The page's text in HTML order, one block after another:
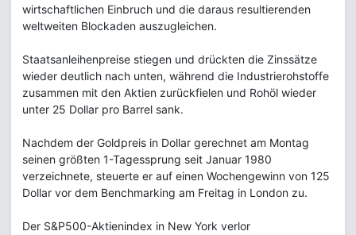
wirtschaftlichen Einbruch und die daraus resultierenden
weltweiten Blockaden auszugleichen.
Staatsanleihenpreise stiegen und drückten die Zinssätze
wieder deutlich nach unten, während die Industrierohstoffe
zusammen mit den Aktien zurückfielen und Rohöl wieder
unter 25 Dollar pro Barrel sank.
Nachdem der Goldpreis in Dollar gerechnet am Montag
seinen größten 1-Tagessprung seit Januar 1980
verzeichnete, steuerte er auf einen Wochengewinn von 125
Dollar vor dem Benchmarking am Freitag in London zu.
Der S&P500-Aktienindex in New York verlor